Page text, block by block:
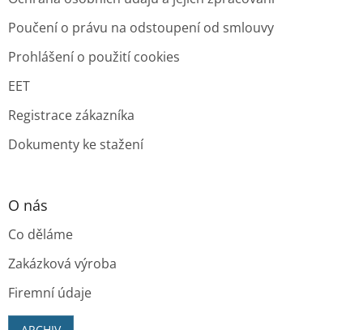
Poučení o právu na odstoupení od smlouvy
Prohlášení o použití cookies
EET
Registrace zákazníka
Dokumenty ke stažení
O nás
Co děláme
Zakázková výroba
Firemní údaje